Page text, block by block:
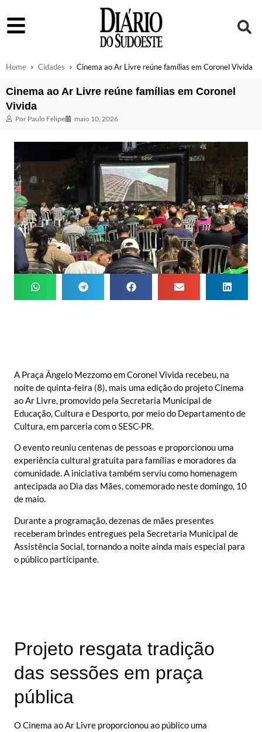
Home Cidades Cinema ao Ar Livre reúne famílias em Coronel Vivida
Cinema ao Ar Livre reúne famílias em Coronel
Vivida
Por Paulo Felipe maio 10, 2026
A Praça Ângelo Mezzomo em Coronel Vivida recebeu, na
noite de quinta-feira (8), mais uma edição do projeto Cinema
ao Ar Livre, promovido pela Secretaria Municipal de
Educação, Cultura e Desporto, por meio do Departamento de
Cultura, em parceria com o SESC-PR.
O evento reuniu centenas de pessoas e proporcionou uma
experiência cultural gratuita para famílias e moradores da
comunidade. A iniciativa também serviu como homenagem
antecipada ao Dia das Mães, comemorado neste domingo, 10
de maio.
Durante a programação, dezenas de mães presentes
receberam brindes entregues pela Secretaria Municipal de
Assistência Social, tornando a noite ainda mais especial para
o público participante.
Projeto resgata tradição
das sessões em praça
pública
O Cinema ao Ar Livre proporcionou ao público uma